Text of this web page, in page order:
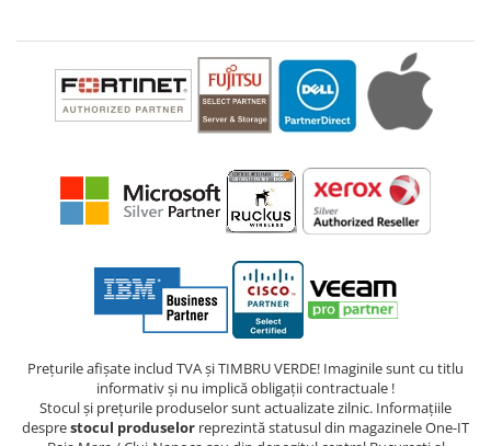
Prețurile afișate includ TVA și TIMBRU VERDE! Imaginile sunt cu titlu
informativ și nu implică obligații contractuale !
Stocul și prețurile produselor sunt actualizate zilnic. Informațiile
desprestocul produselor reprezintă statusul din magazinele One-IT